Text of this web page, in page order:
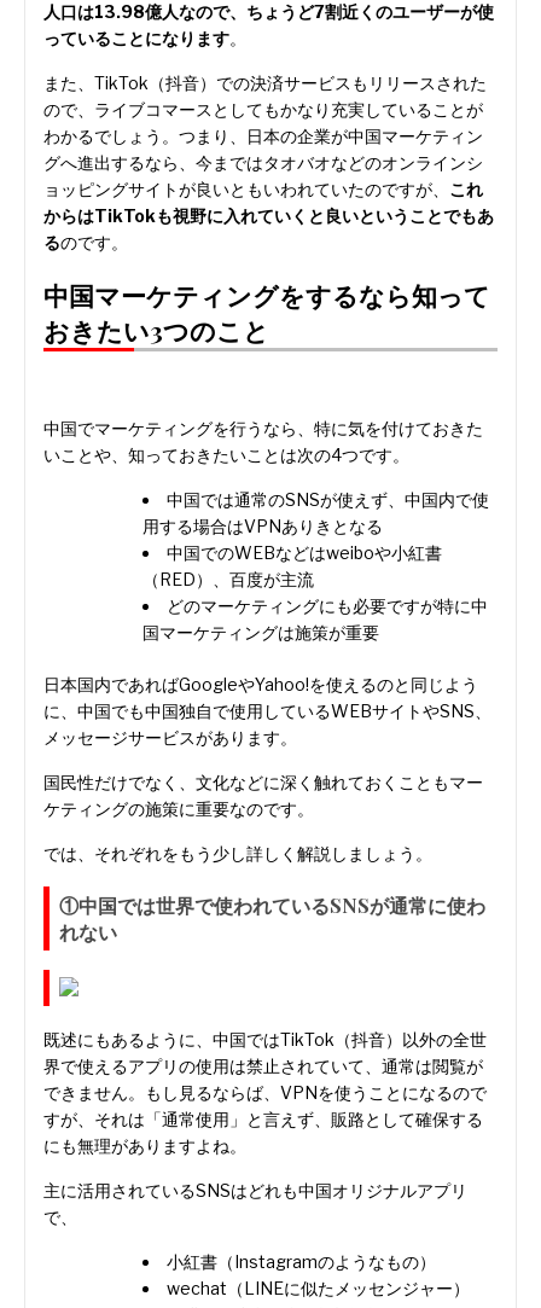
人口は13.98億人なので、ちょうど7割近くのユーザーが使
っていることになります。
また、TikTok（抖音）での決済サービスもリリースされた
ので、ライブコマースとしてもかなり充実していることが
わかるでしょう。つまり、日本の企業が中国マーケティン
グへ進出するなら、今まではタオバオなどのオンラインシ
ョッピングサイトが良いともいわれていたのですが、 これ
からはTikTokも視野に入れていくと良いということでもあ
るのです。
中国マーケティングをするなら知って
おきたい3つのこと
中国でマーケティングを行うなら、特に気を付けておきた
いことや、知っておきたいことは次の4つです。
中国では通常のSNSが使えず、中国内で使
用する場合はVPNありきとなる
中国でのWEBなどはweiboや小紅書
（RED）、百度が主流
どのマーケティングにも必要ですが特に中
国マーケティングは施策が重要
日本国内であればGoogleやYahoo!を使えるのと同じよう
に、中国でも中国独自で使用しているWEBサイトやSNS、
メッセージサービスがあります。
国民性だけでなく、文化などに深く触れておくこともマー
ケティングの施策に重要なのです。
では、それぞれをもう少し詳しく解説しましょう。
①中国では世界で使われているSNSが通常に使わ
れない
既述にもあるように、中国ではTikTok（抖音）以外の全世
界で使えるアプリの使用は禁止されていて、通常は閲覧が
できません。もし見るならば、VPNを使うことになるので
すが、それは「通常使用」と言えず、販路として確保する
にも無理がありますよね。
主に活用されているSNSはどれも中国オリジナルアプリ
で、
小紅書（Instagramのようなもの）
wechat（LINEに似たメッセンジャー）